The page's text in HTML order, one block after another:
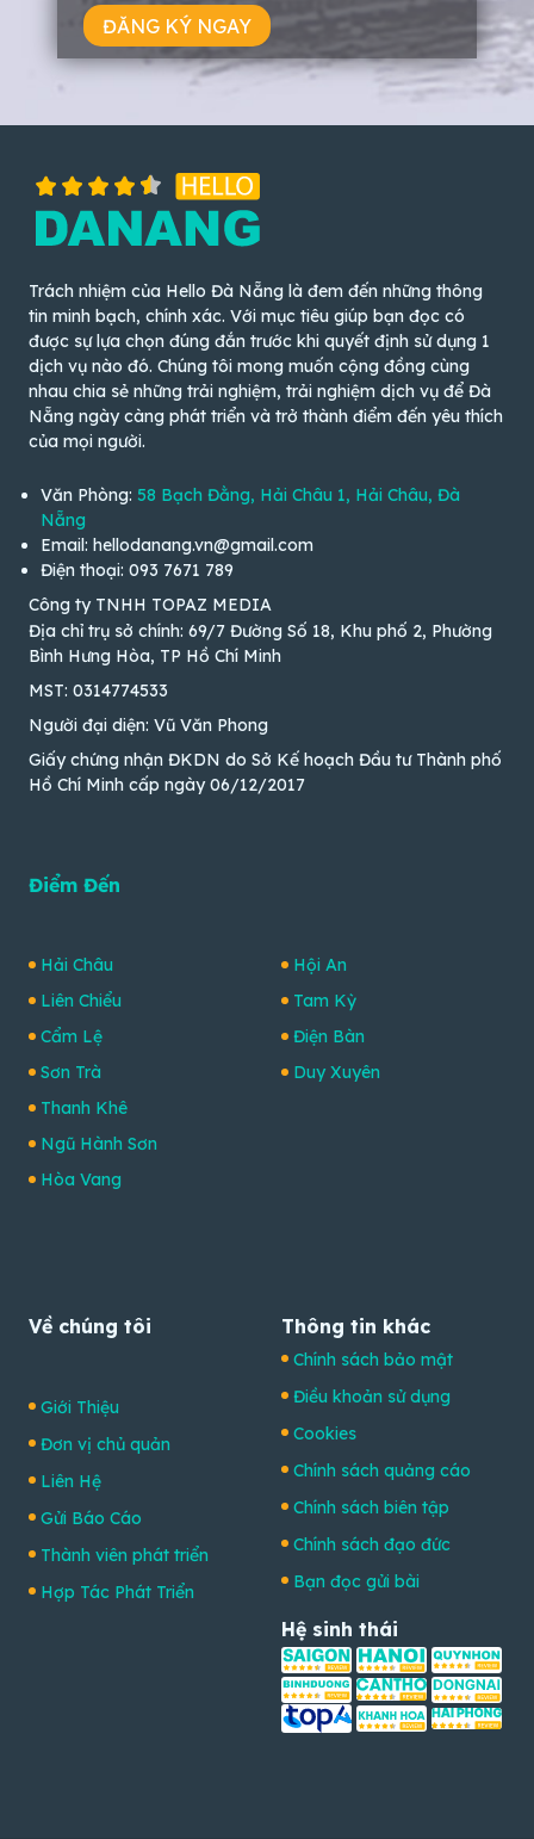
ĐĂNG KÝ NGAY
Trách nhiệm của Hello Đà Nẵng là đem đến những thông
tin minh bạch, chính xác. Với mục tiêu giúp bạn đọc có
được sự lựa chọn đúng đắn trước khi quyết định sử dụng 1
dịch vụ nào đó. Chúng tôi mong muốn cộng đồng cùng
nhau chia sẻ những trải nghiệm, trải nghiệm dịch vụ để Đà
Nẵng ngày càng phát triển và trở thành điểm đến yêu thích
của mọi người.
Văn Phòng: 58 Bạch Đằng, Hải Châu 1, Hải Châu, Đà
Nẵng
Email: hellodanang.vn@gmail.com
Điện thoại: 093 7671 789
Công ty TNHH TOPAZ MEDIA
Địa chỉ trụ sở chính: 69/7 Đường Số 18, Khu phố 2, Phường
Bình Hưng Hòa, TP Hồ Chí Minh
MST: 0314774533
Người đại diện: Vũ Văn Phong
Giấy chứng nhận ĐKDN do Sở Kế hoạch Đầu tư Thành phố
Hồ Chí Minh cấp ngày 06/12/2017
Điểm Đến
Hải Châu
Liên Chiểu
Cẩm Lệ
Sơn Trà
Thanh Khê
Ngũ Hành Sơn
Hòa Vang
Hội An
Tam Kỳ
Điện Bàn
Duy Xuyên
Về chúng tôi
Giới Thiệu
Đơn vị chủ quản
Liên Hệ
Gửi Báo Cáo
Thành viên phát triển
Hợp Tác Phát Triển
Thông tin khác
Chính sách bảo mật
Điều khoản sử dụng
Cookies
Chính sách quảng cáo
Chính sách biên tập
Chính sách đạo đức
Bạn đọc gửi bài
Hệ sinh thái